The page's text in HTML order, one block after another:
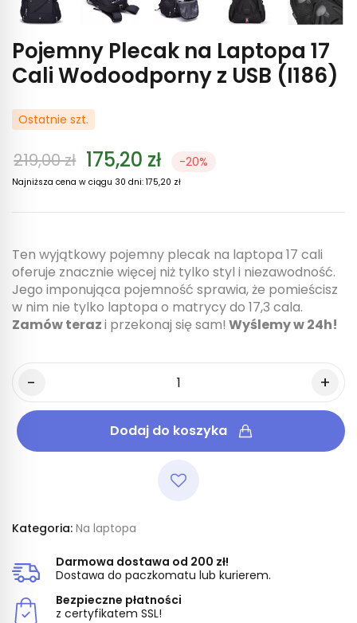
Pojemny Plecak na Laptopa 17
Cali Wodoodporny z USB (I186)
Ostatnie szt.
219,00 zł 175,20 zł -20%
Najniższa cena w ciągu 30 dni: 175,20 zł
Ten wyjątkowy pojemny plecak na laptopa 17 cali
oferuje znacznie więcej niż tylko styl i niezawodność.
Jego imponująca pojemność sprawia, że pomieścisz
w nim nie tylko laptopa o matrycy do 17,3 cala.
Zamów terazi przekonaj się sam! Wyślemy w 24h!
Dodaj do koszyka
Kategoria: Na laptopa
Darmowa dostawa od 200 zł!
Dostawa do paczkomatu lub kurierem.
Bezpieczne płatności
z certyfikatem SSL!